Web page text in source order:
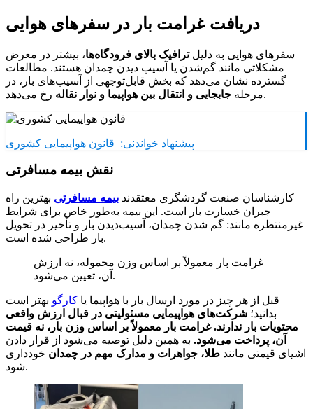
دریافت غرامت بار در سفرهای هوایی
سفرهای هوایی به دلیلترافیک بالای فرودگاه‌ها، بیشتر در معرض
مشکلاتی مانند گم‌شدن یا آسیب دیدن چمدان هستند. مطالعات
گسترده نشان می‌دهد که بخش قابل‌توجهی از آسیب‌های بار، در
مرحله جابجایی و انتقال بین هواپیما و نوار نقاله رخ می‌دهد.
پیشنهاد خواندنی: قانون هواپیمایی كشوری
نقش بیمه مسافرتی
کارشناسان صنعت گردشگری معتقدند بیمه مسافرتی بهترین راه
جبران خسارت بار است. این بیمه به‌طور خاص برای شرایط
غیرمنتظره مانند: گم شدن چمدان، آسیب‌دیدن بار و تأخیر در تحویل
بار طراحی شده است.
غرامت بار معمولاً بر اساس وزن محموله، نه ارزش
آن، تعیین می‌شود.
قبل از هر چیز در مورد ارسال بار با هواپیما یا کارگو بهتر است
بدانید؛ شرکت‌های هواپیمایی مسئولیتی در قبال ارزش واقعی
محتویات بار ندارند. غرامت بار معمولاً بر اساس وزن بار، نه قیمت
آن، پرداخت می‌شود. به همین دلیل توصیه می‌شود از قرار دادن
اشیای قیمتی مانند طلا، جواهرات و مدارک مهم در چمدان خودداری
شود.